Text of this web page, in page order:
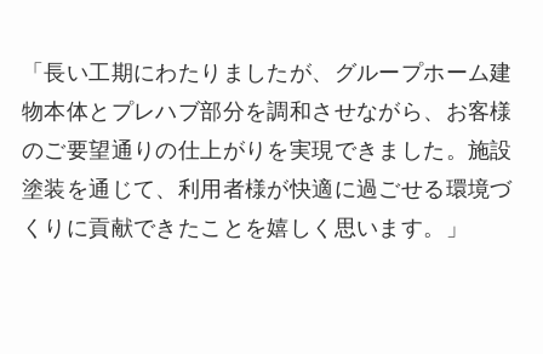
「長い工期にわたりましたが、グループホーム建
物本体とプレハブ部分を調和させながら、お客様
のご要望通りの仕上がりを実現できました。施設
塗装を通じて、利用者様が快適に過ごせる環境づ
くりに貢献できたことを嬉しく思います。」